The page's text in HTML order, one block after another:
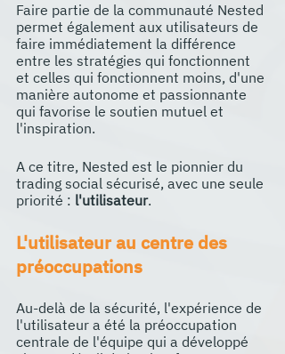
Faire partie de la communauté Nested
permet également aux utilisateurs de
faire immédiatement la différence
entre les stratégies qui fonctionnent
et celles qui fonctionnent moins, d'une
manière autonome et passionnante
qui favorise le soutien mutuel et
l'inspiration.
A ce titre, Nested est le pionnier du
trading social sécurisé, avec une seule
priorité : l'utilisateur.
L'utilisateur au centre des
préoccupations
Au-delà de la sécurité, l'expérience de
l'utilisateur a été la préoccupation
centrale de l'équipe qui a développé